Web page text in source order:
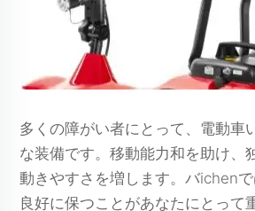
多くの障がい者にとって、電動車
な装備です。移動能力和を助け、
動きやすさを増します。バichen
良好に保つことがあなたにとって